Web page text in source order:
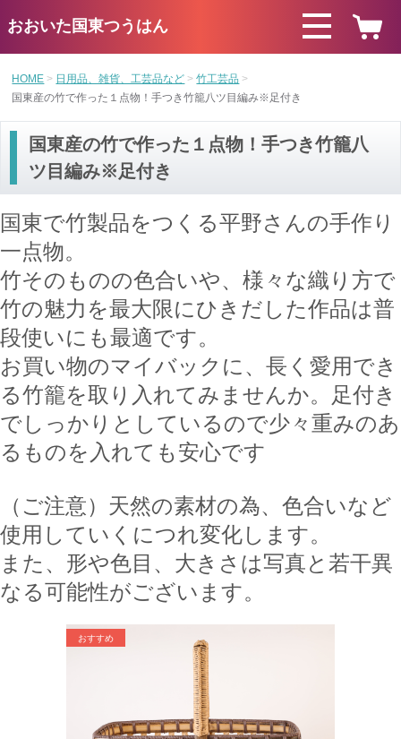
おおいた国東つうはん
HOME 日用品、雑貨、工芸品など
竹工芸品
国東産の竹で作った１点物！手つき竹籠八ツ目編み※足付き
国東産の竹で作った１点物！手つき竹籠八
ツ目編み※足付き
国東で竹製品をつくる平野さんの手作り
一点物。
竹そのものの色合いや、様々な織り方で
竹の魅力を最大限にひきだした作品は普
段使いにも最適です。
お買い物のマイバックに、長く愛用でき
る竹籠を取り入れてみませんか。足付き
でしっかりとしているので少々重みのあ
るものを入れても安心です
（ご注意）天然の素材の為、色合いなど
使用していくにつれ変化します。
また、形や色目、大きさは写真と若干異
なる可能性がございます。